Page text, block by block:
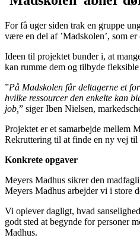
For få uger siden trak en gruppe
være en del af ’Madskolen’, som
Ideen til projektet bunder i, at
kan rumme dem og tilbyde
”På Madskolen får deltagerne et
hvilke ressourcer den enkelte kan
job, ” siger Iben Nielsen,
Projektet er et samarbejde mellem
Rekruttering til at finde en ny vej
Konkrete opgaver
Meyers Madhus sikrer den
Meyers Madhus arbejder vi i store
Vi oplever dagligt, hvad
godt sted at begynde for personer
Madhus.